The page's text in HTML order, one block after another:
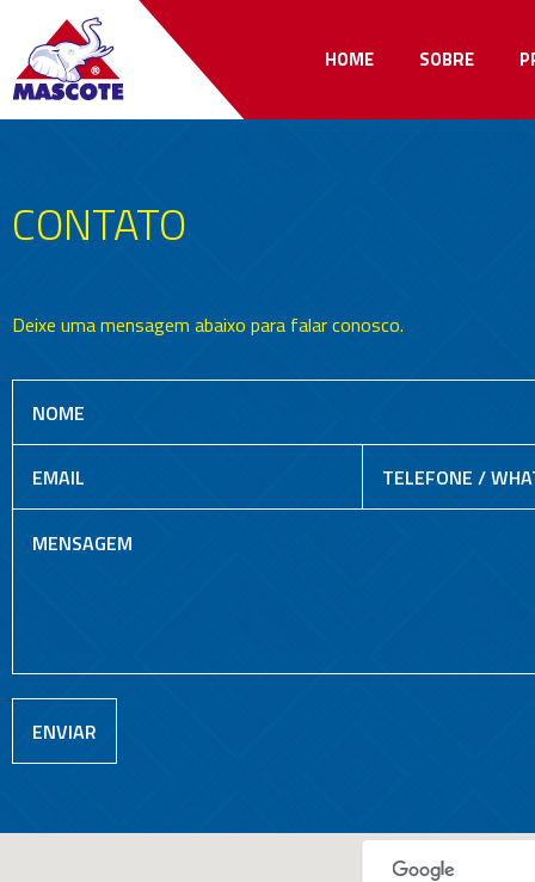
HOME SOBRE
CONTATO
Deixe uma mensagem abaixo para falar conosco.